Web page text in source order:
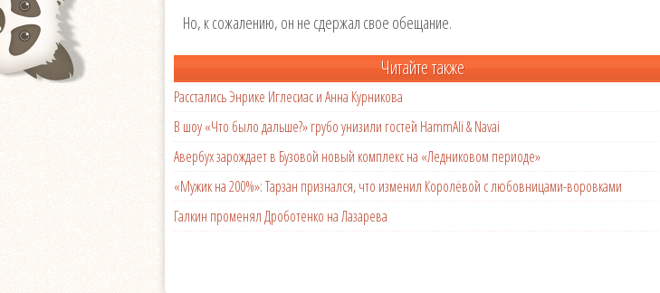
Но, к сожалению, он не сдержал свое обещание.
Читайте также
Расстались Энрике Иглесиас и Анна Курникова
В шоу «Что было дальше?» грубо унизили гостей HammAli & Navai
Авербух зарождает в Бузовой новый комплекс на «Ледниковом периоде»
«Мужик на 200%»: Тарзан признался, что изменил Королёвой с любовницами-воровками
Галкин променял Дроботенко на Лазарева